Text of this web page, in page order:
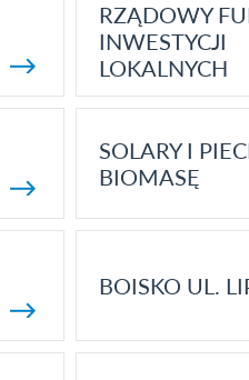
RZĄDOWY
INWESTYCJI
LOKALNYCH
SOLARY I
BIOMASĘ
BOISKO UL.